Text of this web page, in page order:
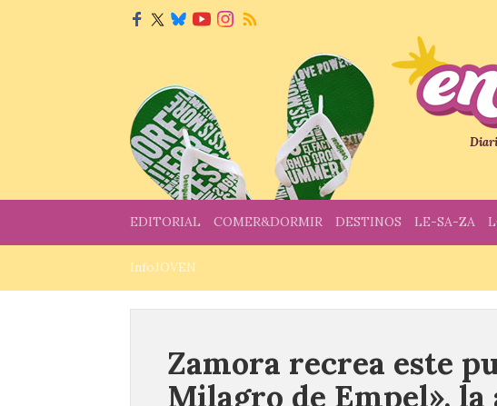
EDITORIAL COMER&DORMIR DESTINOS LE-SA-ZA
InfoJOVEN
Zamora recrea este
Milagro de Empel», la